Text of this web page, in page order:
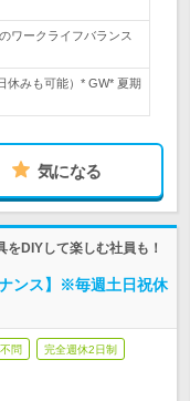
ワークライフバランス
休みも可能）* GW* 夏期
気になる
DIYして楽しむ社員も！
ンス】※毎週土日祝休
問 完全週休2日制